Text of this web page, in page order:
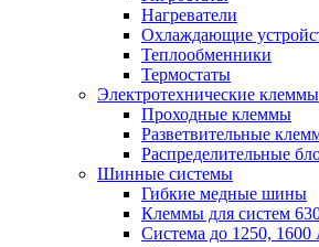
Нагреватели
Охлаждающие
Теплообменники
Термостаты
Электротехнические клеммы
Проходные клеммы
Разветвительные
Распределительные
Шинные системы
Гибкие медные шины
Клеммы для систем
Система до 1250,